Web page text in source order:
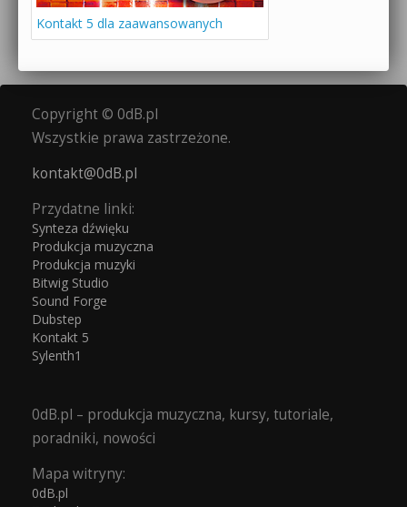
Kontakt 5 dla zaawansowanych
Copyright © 0dB.pl
Wszystkie prawa zastrzeżone.
kontakt@0dB.pl
Przydatne linki:
Synteza dźwięku
Produkcja muzyczna
Produkcja muzyki
Bitwig Studio
Sound Forge
Dubstep
Kontakt 5
Sylenth1
0dB.pl – produkcja muzyczna, kursy, tutoriale,
poradniki, nowości
Mapa witryny:
0dB.pl